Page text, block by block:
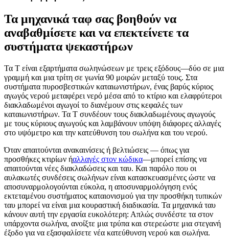
Τα μηχανικά ταφ σας βοηθούν να
αναβαθμίσετε και να επεκτείνετε τα
συστήματα ψεκαστήρων
Τα Τ είναι εξαρτήματα σωληνώσεων με τρεις εξόδους—δύο σε μια
γραμμή και μια τρίτη σε γωνία 90 μοιρών μεταξύ τους. Στα
συστήματα πυροσβεστικών καταιωνιστήρων, ένας βαρύς κύριος
αγωγός νερού μεταφέρει νερό μέσα από το κτίριο και ελαφρύτεροι
διακλαδωμένοι αγωγοί το διανέμουν στις κεφαλές των
καταιωνιστήρων. Τα Τ συνδέουν τους διακλαδωμένους αγωγούς
με τους κύριους αγωγούς και λαμβάνουν υπόψη διάφορες αλλαγές
στο υψόμετρο και την κατεύθυνση του σωλήνα και του νερού.
Όταν απαιτούνται ανακαινίσεις ή βελτιώσεις — όπως για
προσθήκες κτιρίων ήαλλαγές στον κώδικα—μπορεί επίσης να
απαιτούνται νέες διακλαδώσεις και ταυ. Και παρόλο που οι
αυλακωτές συνδέσεις σωλήνων είναι κατασκευασμένες ώστε να
αποσυναρμολογούνται εύκολα, η αποσυναρμολόγηση ενός
εκτεταμένου συστήματος καταιονισμού για την προσθήκη τυπικών
ταυ μπορεί να είναι μια κουραστική διαδικασία. Τα μηχανικά ταυ
κάνουν αυτή την εργασία ευκολότερη: Απλώς συνδέστε τα στον
υπάρχοντα σωλήνα, ανοίξτε μια τρύπα και στερεώστε μια στεγανή
έξοδο για να εξασφαλίσετε νέα κατεύθυνση νερού και σωλήνα.